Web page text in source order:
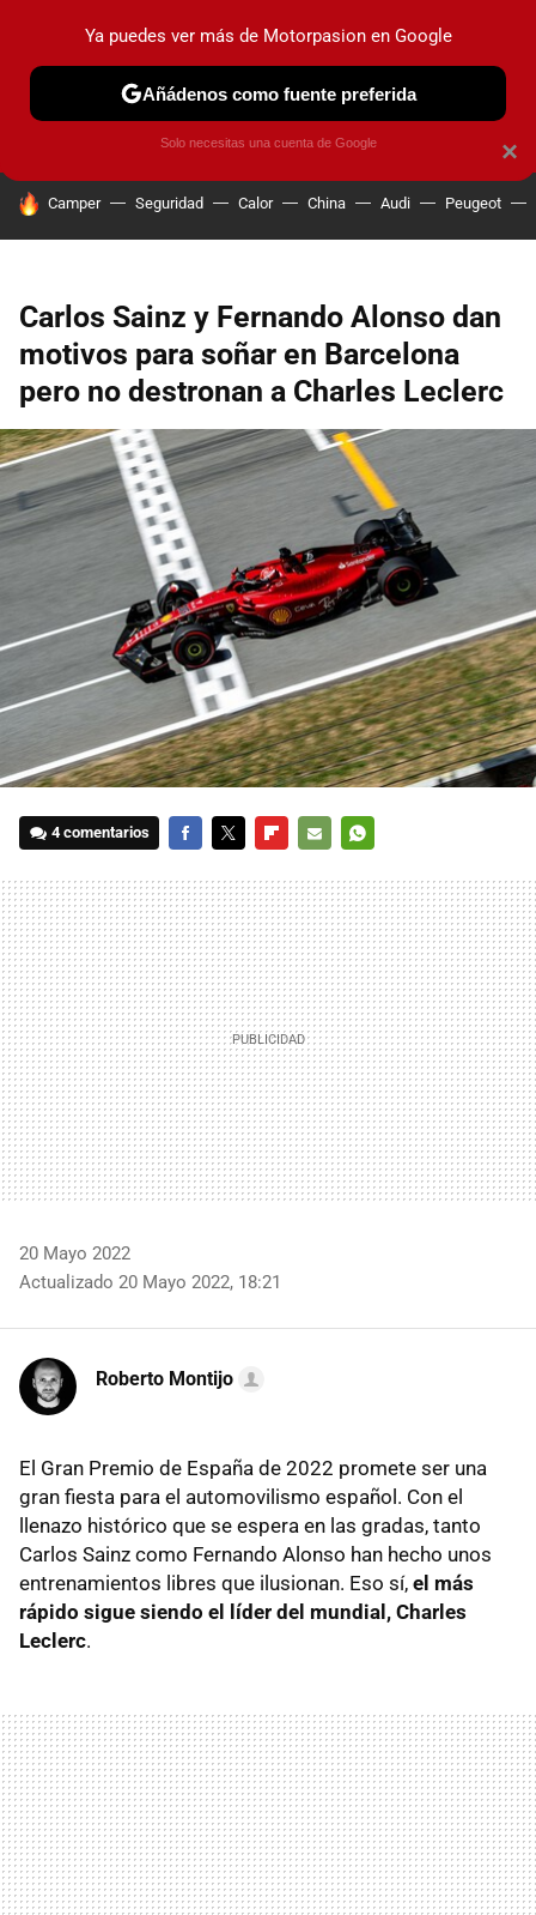
PRUEBAS COCHES ELÉCTRICOS OBSERVATORIO
HOY SE HABLA DE
Camper Seguridad Calor China Audi Peugeot
Carlos Sainz y Fernando Alonso dan
motivos para soñar en Barcelona
pero no destronan a Charles Leclerc
4 comentarios
MAIL
20 Mayo 2022
Actualizado 20 Mayo 2022, 18:21
Roberto Montijo
El Gran Premio de España de 2022 promete ser una
gran fiesta para el automovilismo español. Con el
llenazo histórico que se espera en las gradas, tanto
Carlos Sainz como Fernando Alonso han hecho unos
entrenamientos libres que ilusionan. Eso sí, el más
rápido sigue siendo el líder del mundial, Charles
Leclerc.
×
Ya puedes ver más de Motorpasion en Google
Añádenos como fuente preferida
Solo necesitas una cuenta de Google